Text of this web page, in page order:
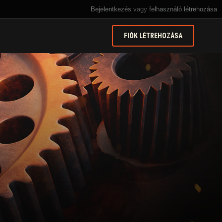
Bejelentkezés vagy felhasználó létrehozása
FIÓK LÉTREHOZÁSA